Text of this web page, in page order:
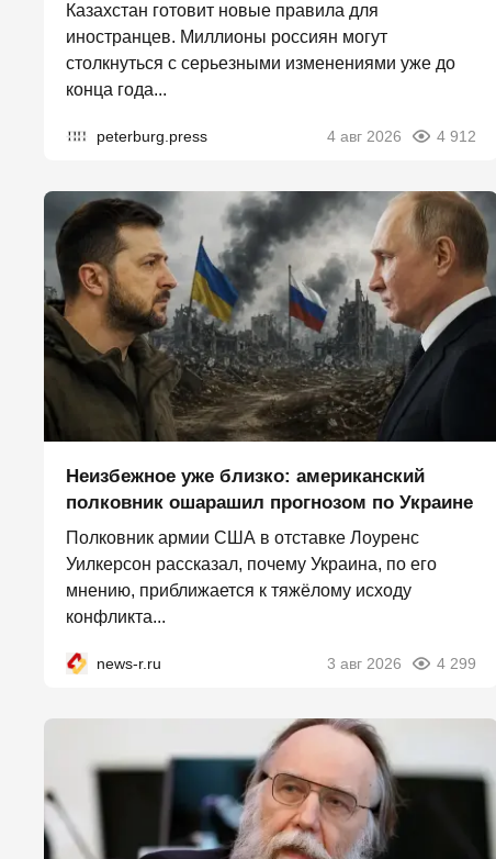
Казахстан готовит новые правила для
иностранцев. Миллионы россиян могут
столкнуться с серьезными изменениями уже до
конца года...
peterburg.press 4 авг 2026 4 912
Неизбежное уже близко: американский
полковник ошарашил прогнозом по Украине
Полковник армии США в отставке Лоуренс
Уилкерсон рассказал, почему Украина, по его
мнению, приближается к тяжёлому исходу
конфликта...
news-r.ru 3 авг 2026 4 299